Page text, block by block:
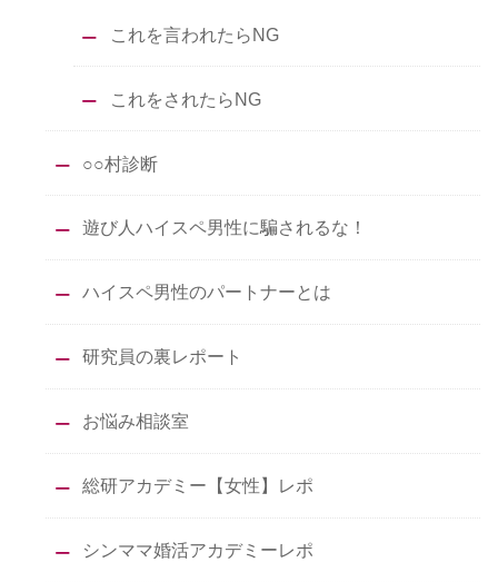
これを言われたらNG
これをされたらNG
○○村診断
遊び人ハイスペ男性に騙されるな！
ハイスペ男性のパートナーとは
研究員の裏レポート
お悩み相談室
総研アカデミー【女性】レポ
シンママ婚活アカデミーレポ